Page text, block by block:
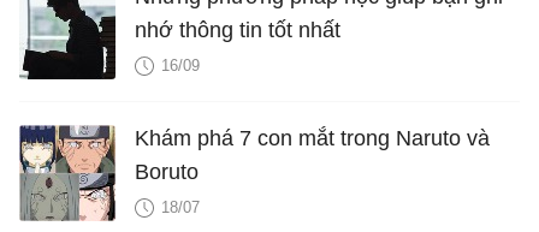
nhớ thông tin tốt nhất
16/09
Khám phá 7 con mắt trong Naruto và
Boruto
18/07